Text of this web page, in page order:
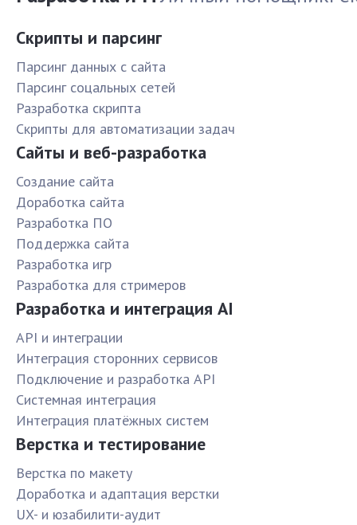
Скрипты и парсинг
Парсинг данных с сайта
Парсинг соцальных сетей
Разработка скрипта
Скрипты для автоматизации задач
Сайты и веб-разработка
Создание сайта
Доработка сайта
Разработка ПО
Поддержка сайта
Разработка игр
Разработка для стримеров
Разработка и интеграция AI
API и интеграции
Интеграция сторонних сервисов
Подключение и разработка API
Системная интеграция
Интеграция платёжных систем
Верстка и тестирование
Верстка по макету
Доработка и адаптация верстки
UX- и юзабилити-аудит